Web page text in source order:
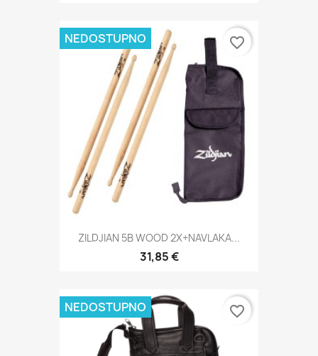
ZILDJIAN 5B WOOD 2X+NAVLAKA...
31,85 €
NEDOSTUPNO favorite_border
NEDOSTUPNO favorite_border